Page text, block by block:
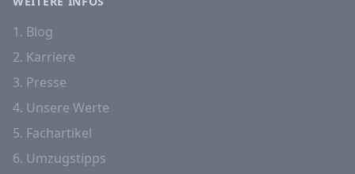
1. Blog
2. Karriere
3. Presse
4. Unsere Werte
5. Fachartikel
6. Umzugstipps